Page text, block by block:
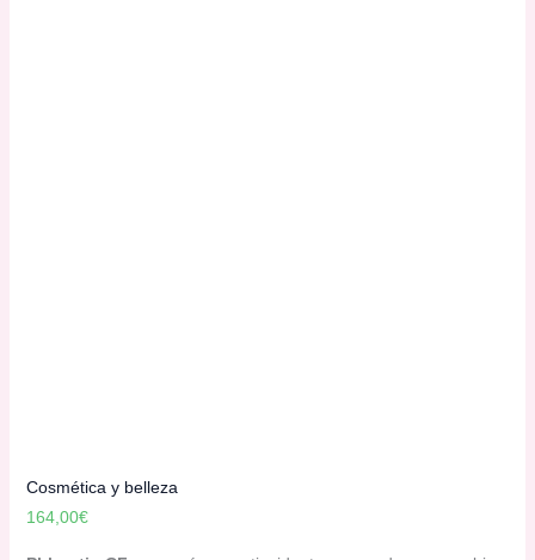
Cosmética y belleza
164,00€